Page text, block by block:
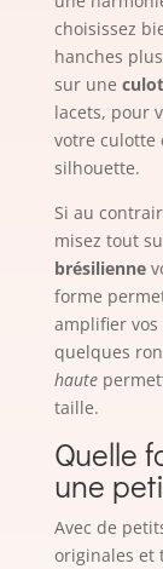
choisissez
hanches
sur une
lacets, pour
votre culotte
silhouette.
Si au
misez tout
brésilienne
forme
amplifier vos
quelques
haute
taille.
Quelle
une
Avec de
originales et